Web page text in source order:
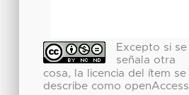
Excepto si se
señala otra
cosa, la licencia del ítem se
describe como openAccess